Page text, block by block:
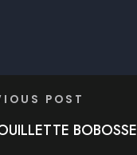
POST
BOBOSSE